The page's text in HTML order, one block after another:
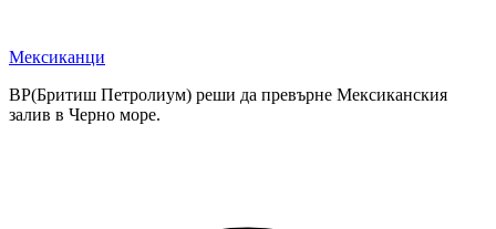
Мексиканци
BP(Бритиш Петролиум) реши да превърне Мексиканския
залив в Черно море.